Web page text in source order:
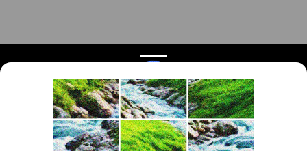
Поиск запчастей
Для автокомпаний
О проекте
Помощь